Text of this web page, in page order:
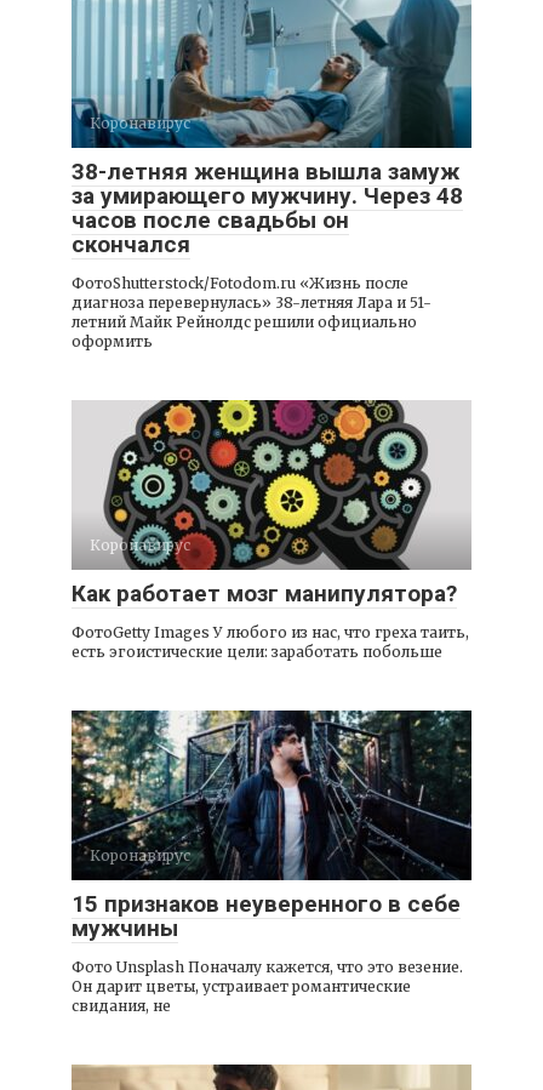
Коронавирус
38-летняя женщина вышла замуж
за умирающего мужчину. Через 48
часов после свадьбы он
скончался
ФотоShutterstock/Fotodom.ru «Жизнь после
диагноза перевернулась» 38-летняя Лара и 51-
летний Майк Рейнолдс решили официально
оформить
Коронавирус
Как работает мозг манипулятора?
ФотоGetty Images У любого из нас, что греха таить,
есть эгоистические цели: заработать побольше
Коронавирус
15 признаков неуверенного в себе
мужчины
Фото Unsplash Поначалу кажется, что это везение.
Он дарит цветы, устраивает романтические
свидания, не